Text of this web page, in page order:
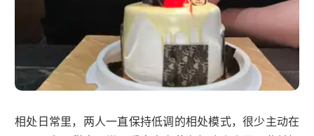
相处日常里，两人一直保持低调的相处模式，很少主动在